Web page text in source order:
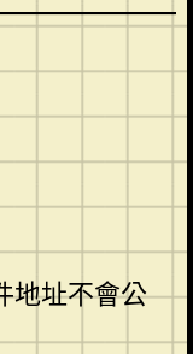
地址不會公